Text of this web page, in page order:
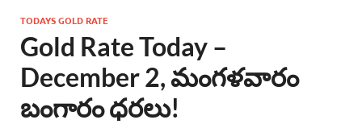
తెలుగు వార్తలు , బ్రేకింగ్ న్యూస్ తెలుగులో , తెలంగాణ లో తాజా అప్‌డేట్స్ ,
తెలుగు న్యూస్ పేపర్
TODAYS GOLD RATE
Gold Rate Today –
December 2, మంగళవారం
బంగారం ధరలు!